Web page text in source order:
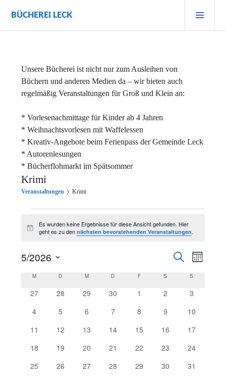
Inhalt
springen
BÜCHEREI LECK
Unsere Bücherei ist nicht nur zum Ausleihen von
Büchern und anderen Medien da – wir bieten auch
regelmäßig Veranstaltungen für Groß und Klein an:
* Vorlesenachmittage für Kinder ab 4 Jahren
* Weihnachtsvorlesen mit Waffelessen
* Kreativ-Angebote beim Ferienpass der Gemeinde Leck
* Autorenlesungen
* Bücherflohmarkt im Spätsommer
Krimi
Veranstaltungen Krimi
Veranstaltungen
Hinweis
Es wurden keine Ergebnisse für diese Ansicht gefunden. Hier
geht es zu dennächsten bevorstehenden Veranstaltungen.
Suche
und
SUCHE
MONAT
5/2026
Kalender
von
Veranstaltungen
M D DIENSTAG
M MITTWOCH
D DONNERSTAG
FFREITAG S SAMSTAGS
0
27
0
28
0
29
0
30
01
0
2
0
3
0
4
0
5
0
6
0
7
0
8
0
9
010
011
012
013
014
015
016
017
018
019
0
20
0
21
0
22
0
23
0
24
0
25
0
26
0
27
0
28
0
29
0
30
0
31